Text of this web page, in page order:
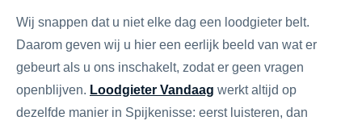
Wij snappen dat u niet elke dag een loodgieter belt.
Daarom geven wij u hier een eerlijk beeld van wat er
gebeurt als u ons inschakelt, zodat er geen vragen
openblijven. Loodgieter Vandaag werkt altijd op
dezelfde manier in Spijkenisse: eerst luisteren, dan